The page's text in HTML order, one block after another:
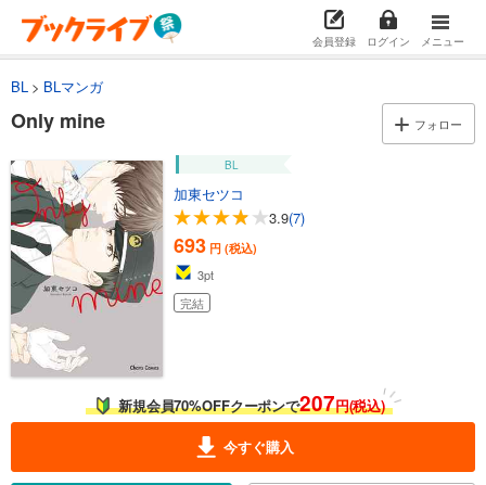
会員登録 ログイン メニュー
BL BLマンガ
Only mine フォロー
BL
加東セツコ
3.9(7)
693 円 (税込)
3pt
完結
新規会員70%OFFクーポンで207円(税込)
今すぐ購入